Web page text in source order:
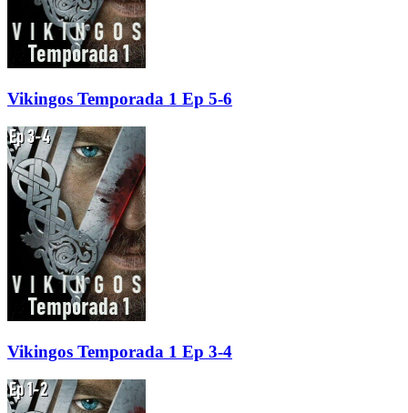
Vikingos Temporada 1 Ep 5-6
Vikingos Temporada 1 Ep 3-4